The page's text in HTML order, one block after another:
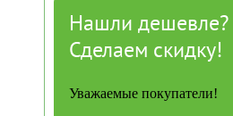
Нашли дешевле?
Сделаем скидку!
Уважаемые покупатели!